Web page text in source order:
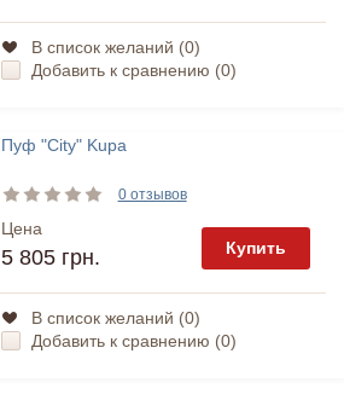
В список желаний (0)
Добавить к сравнению (0)
Пуф "City" Kupa
0 отзывов
Цена
5 805 грн. Купить
В список желаний (0)
Добавить к сравнению (0)